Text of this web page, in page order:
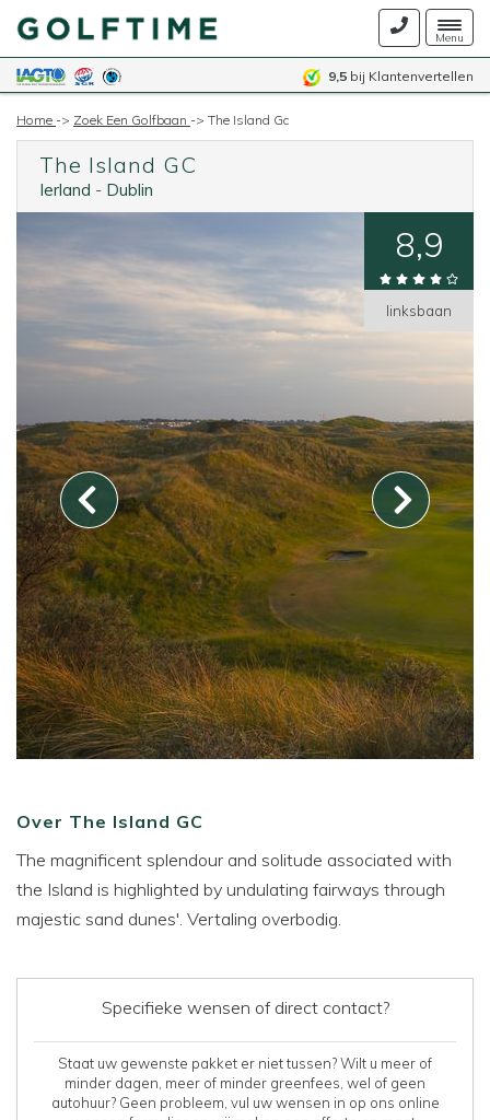
Menu
9,5 bij Klantenvertellen
Home -> Zoek Een Golfbaan -> The Island Gc
The Island GC
Ierland - Dublin
8,9
linksbaan
Over The Island GC
The magnificent splendour and solitude associated with
the Island is highlighted by undulating fairways through
majestic sand dunes'. Vertaling overbodig.
Specifieke wensen of direct contact?
Staat uw gewenste pakket er niet tussen? Wilt u meer of
minder dagen, meer of minder greenfees, wel of geen
autohuur? Geen probleem, vul uw wensen in op ons online